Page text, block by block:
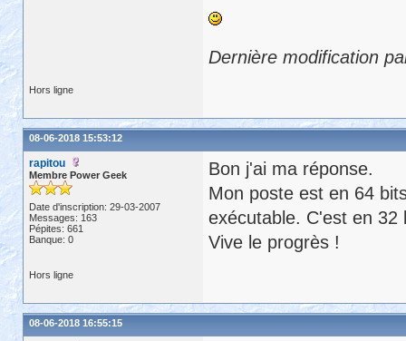
Dernière modification
Hors ligne
08-06-2018 15:53:12
rapitou
Membre Power Geek
Date d'inscription: 29-03-2007
Messages: 163
Pépites: 661
Banque: 0
Bon j'ai ma réponse.
Mon poste est en 64
exécutable. C'est en 32
Vive le progrès !
Hors ligne
08-06-2018 16:55:15